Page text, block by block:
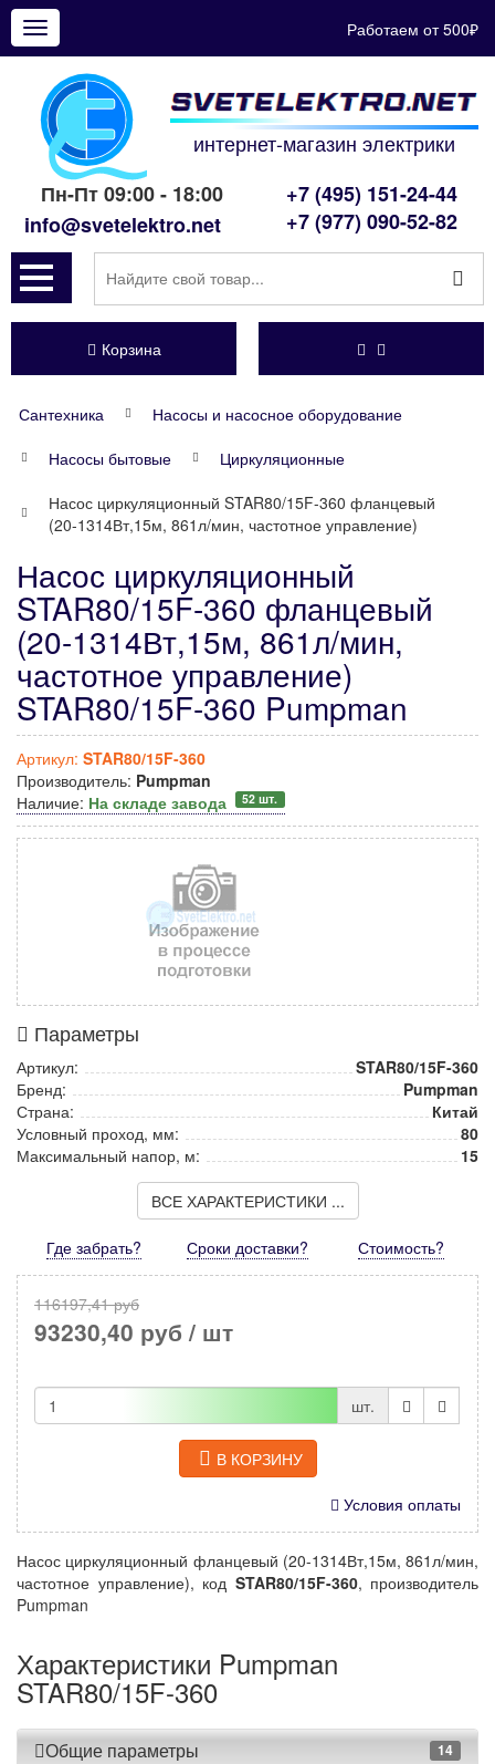
Показать
меню
Работаем от 500₽
интернет-магазин электрики
Пн-Пт 09:00 - 18:00
info@svetelektro.net
+7 (495) 151-24-44
+7 (977) 090-52-82
Корзина
Сантехника
Насосы и насосное оборудование
Насосы бытовые
Циркуляционные
Насос циркуляционный STAR80/15F-360 фланцевый
(20-1314Вт,15м, 861л/мин, частотное управление)
Насос циркуляционный
STAR80/15F-360 фланцевый
(20-1314Вт,15м, 861л/мин,
частотное управление)
STAR80/15F-360 Pumpman
Артикул: STAR80/15F-360
Производитель: Pumpman
Наличие: На складе завода 52 шт.
Параметры
Артикул:
STAR80/15F-360
Бренд:
Pumpman
Страна:
Китай
Условный проход, мм:
80
Максимальный напор, м:
15
ВСЕ ХАРАКТЕРИСТИКИ ...
Где забрать? Сроки доставки? Стоимость?
116197,41 руб
93230,40 руб / шт
шт.
В КОРЗИНУ
Условия оплаты
Насос циркуляционный фланцевый (20-1314Вт,15м, 861л/мин,
частотное управление), код STAR80/15F-360, производитель
Pumpman
Характеристики Pumpman
STAR80/15F-360
Общие параметры 14